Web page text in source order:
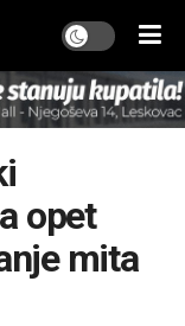
opet
mita